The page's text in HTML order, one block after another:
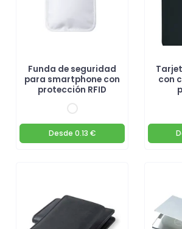
Funda de seguridad
para smartphone con
protección RFID
Desde 0.13 €
con